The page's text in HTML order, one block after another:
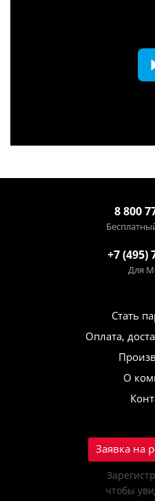
8 800
+7 (495)
Для
Стать
Оплата,
О
Заявка на
чтобы